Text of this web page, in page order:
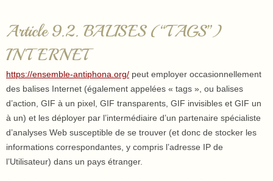
Article 9.2. BALISES (“TAGS”)
INTERNET
https://ensemble-antiphona.org/ peut employer occasionnellement
des balises Internet (également appelées « tags », ou balises
d’action, GIF à un pixel, GIF transparents, GIF invisibles et GIF un
à un) et les déployer par l’intermédiaire d’un partenaire spécialiste
d’analyses Web susceptible de se trouver (et donc de stocker les
informations correspondantes, y compris l’adresse IP de
l’Utilisateur) dans un pays étranger.